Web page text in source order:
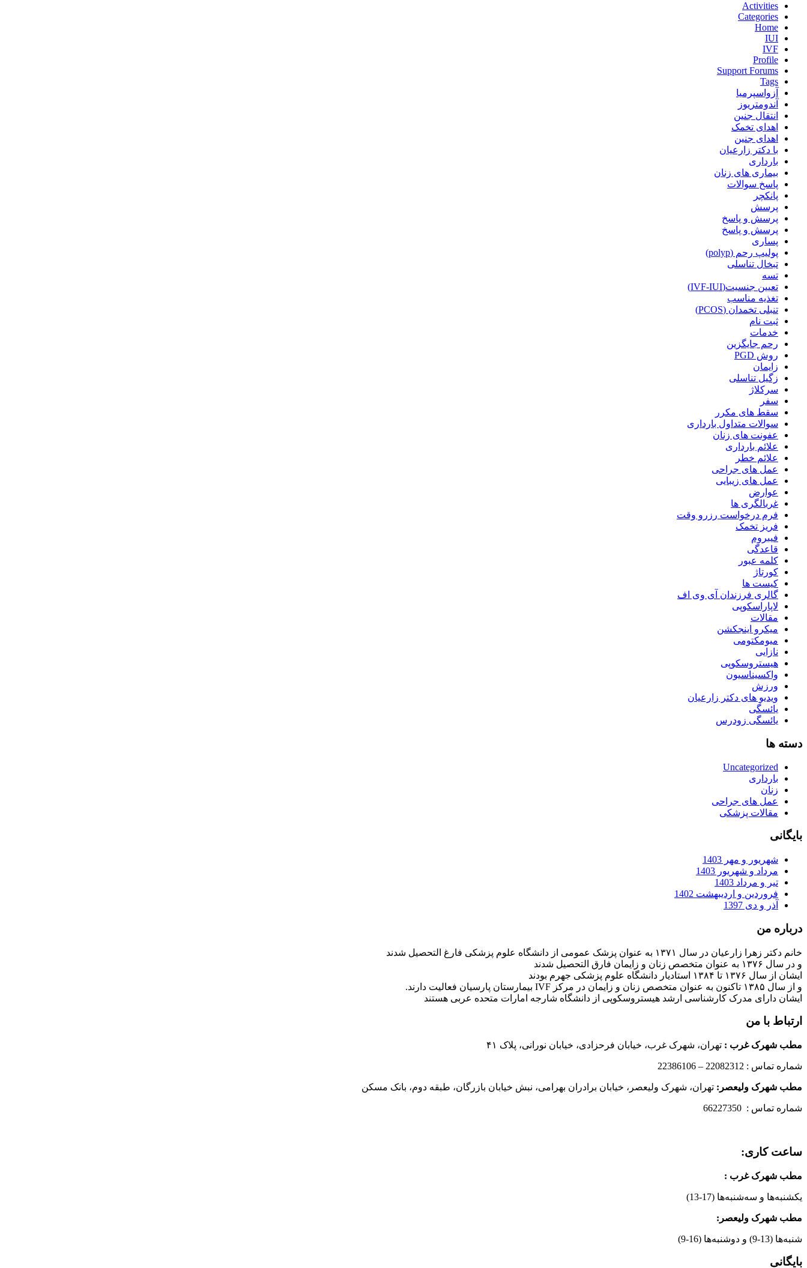
Activities
Categories
Home
IUI
IVF
Profile
Support Forums
Tags
آزواسپرمیا
آندومتریوز
انتقال جنین
اهدای تخمک
اهدای جنین
با دکتر زارعیان
بارداری
بیماری های زنان
پاسخ سوالات
پانکچر
پرسش
پرسش و پاسخ
پرسش و پاسخ
پساری
پولیپ رحم (polyp)
تبخال تناسلی
تسه
تعیین جنسیت(IVF-IUI)
تغذیه مناسب
تنبلی تخمدان (PCOS)
ثبت نام
خدمات
رحم جایگزین
روش PGD
زایمان
زگیل تناسلی
سرکلاژ
سفر
سقط های مکرر
سوالات متداول بارداری
عفونت های زنان
علائم بارداری
علائم خطر
عمل های جراحی
عمل های زیبایی
عوارض
غربالگری ها
فرم درخواست رزرو وقت
فریز تخمک
فیبروم
قاعدگی
کلمه عبور
کورتاژ
کیست ها
گالری فرزندان آی وی اف
لاپاراسکوپی
مقالات
میکرو اینجکشن
میومکتومی
نازایی
هیستروسکوپی
واکسیناسیون
ورزش
ویدیو های دکتر زارعیان
یائسگی
یائسگی زودرس
دسته ها
Uncategorized
بارداری
زنان
عمل های جراحی
مقالات پزشکی
بایگانی
شهریور و مهر 1403
مرداد و شهریور 1403
تیر و مرداد 1403
فروردین و اردیبهشت 1402
آذر و دی 1397
درباره من
خانم دکتر زهرا زارعیان در سال ۱۳۷۱ به عنوان پزشک عمومی از دانشگاه علوم پزشکی فارغ التحصیل شدند
و در سال ۱۳۷۶ به عنوان متخصص زنان و زایمان فارق التحصیل شدند
ایشان از سال ۱۳۷۶ تا ۱۳۸۴ استادیار دانشگاه علوم پزشکی جهرم بودند
و از سال ۱۳۸۵ تاکنون به عنوان متخصص زنان و زایمان در مرکز IVF بیمارستان پارسیان فعالیت دارند.
ایشان دارای مدرک کارشناسی ارشد هیستروسکوپی از دانشگاه شارجه امارات متحده عربی هستند
ارتباط با من
مطب شهرک غرب : تهران، شهرک غرب، خیابان فرحزادی، خیابان نورانی، پلاک ۴۱
شماره تماس : 22082312 – 22386106
مطب شهرک ولیعصر: تهران، شهرک ولیعصر، خیابان برادران بهرامی، نبش خیابان بازرگان، طبقه دوم، بانک مسکن
شماره تماس : 66227350
ساعت کاری:
مطب شهرک غرب :
یکشنبه‌ها و سه‌شنبه‌ها (17-13)
مطب شهرک ولیعصر:
شنبه‌ها (13-9) و دوشنبه‌ها (16-9)
بایگانی